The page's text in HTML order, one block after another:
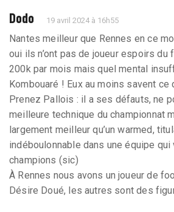
Dodo 19 avril 2024 à 16h55
Nantes meilleur que Rennes en ce
oui ils n’ont pas de joueur espoirs du
200k par mois mais quel mental
Kombouaré ! Eux au moins savent ce
Prenez Pallois : il a ses défauts, ne
meilleure technique du championnat
largement meilleur qu’un warmed,
indéboulonnable dans une équipe
champions (sic)
À Rennes nous avons un joueur de
Désire Doué, les autres sont des